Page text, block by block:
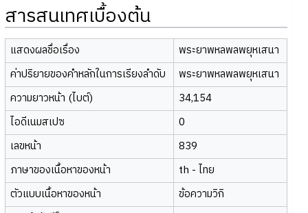
สารสนเทศเบื้องต้น
แสดงผลชื่อเรื่อง
พระยาพหลพลพยุหเสนา
ค่าปริยายของคำหลักในการเรียงลำดับ
พระยาพหลพลพยุหเสนา
ความยาวหน้า (ไบต์)
34,154
ไอดีเนมสเปซ
0
เลขหน้า
839
ภาษาของเนื้อหาของหน้า
th - ไทย
ตัวแบบเนื้อหาของหน้า
ข้อความวิกิ